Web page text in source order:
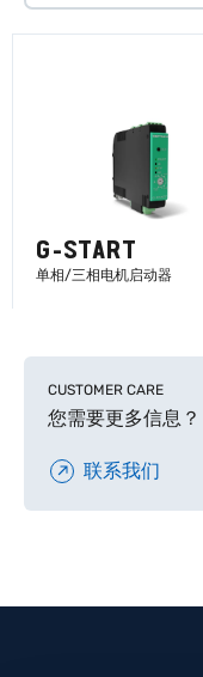
G-START
单相/三相电机启动器
了解更多
CUSTOMER CARE
您需要更多信息？
联系我们